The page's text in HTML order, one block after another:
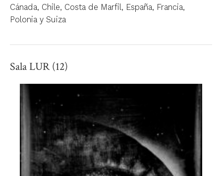
Cánada, Chile, Costa de Marfil, España, Francia,
Polonia y Suiza
Sala LUR (12)